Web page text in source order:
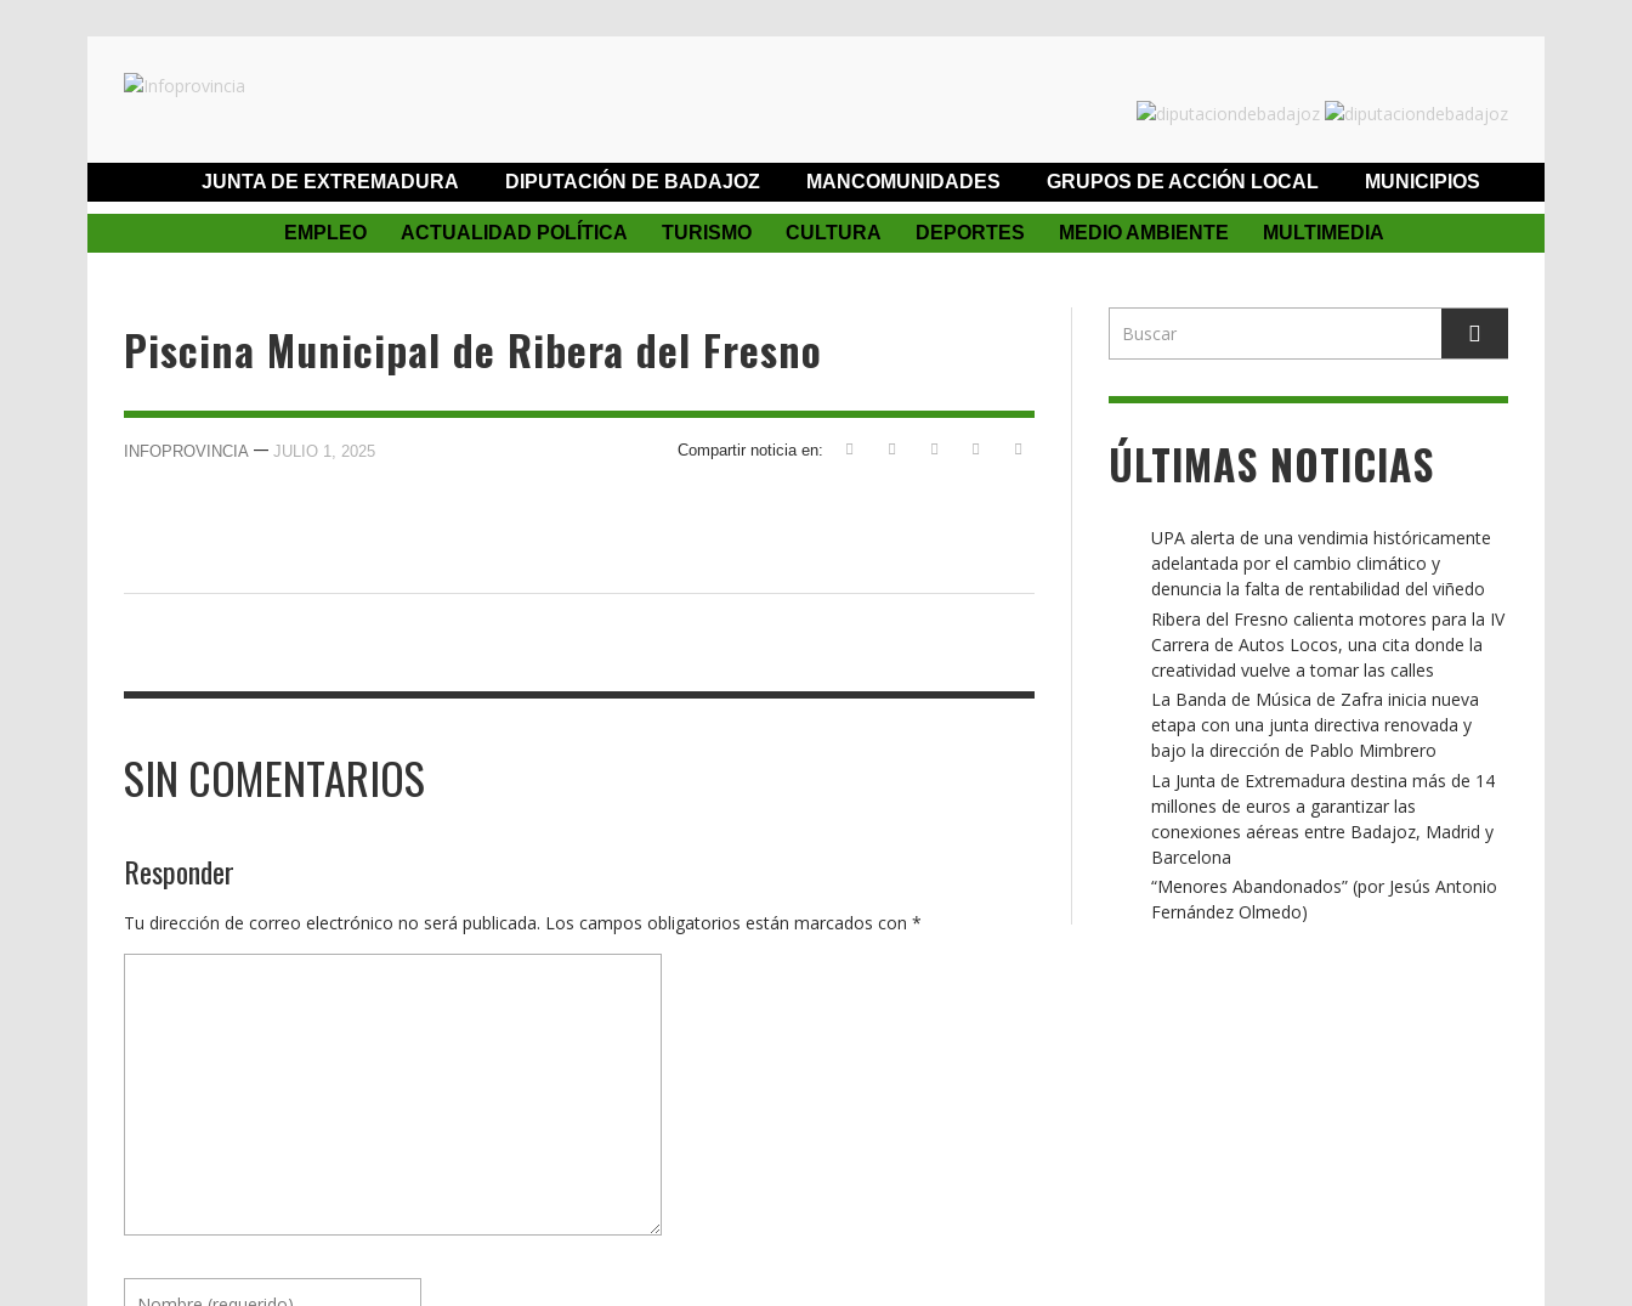
JUNTA DE EXTREMADURA DIPUTACIÓN DE BADAJOZ MANCOMUNIDADES GRUPOS DE ACCIÓN LOCAL MUNICIPIOS
EMPLEO ACTUALIDAD POLÍTICA TURISMO CULTURA DEPORTES MEDIO AMBIENTE MULTIMEDIA
Piscina Municipal de Ribera del Fresno
Compartir noticia en:
INFOPROVINCIA — JULIO 1, 2025
SIN COMENTARIOS
Responder
Tu dirección de correo electrónico no será publicada. Los campos obligatorios están marcados con *
ÚLTIMAS NOTICIAS
UPA alerta de una vendimia históricamente
adelantada por el cambio climático y
denuncia la falta de rentabilidad del viñedo
Ribera del Fresno calienta motores para la IV
Carrera de Autos Locos, una cita donde la
creatividad vuelve a tomar las calles
La Banda de Música de Zafra inicia nueva
etapa con una junta directiva renovada y
bajo la dirección de Pablo Mimbrero
La Junta de Extremadura destina más de 14
millones de euros a garantizar las
conexiones aéreas entre Badajoz, Madrid y
Barcelona
“Menores Abandonados” (por Jesús Antonio
Fernández Olmedo)